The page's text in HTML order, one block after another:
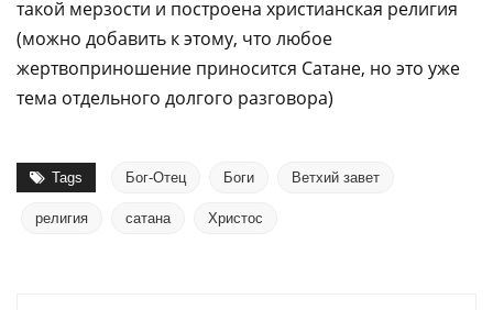
такой мерзости и построена христианская религия
(можно добавить к этому, что любое
жертвоприношение приносится Сатане, но это уже
тема отдельного долгого разговора)
Tags Бог-Отец Боги Ветхий завет
религия сатана Христос